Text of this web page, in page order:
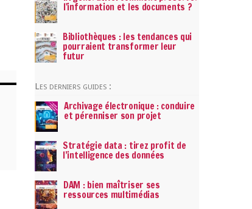
l'information et les documents ?
Bibliothèques : les tendances qui
pourraient transformer leur
futur
Les derniers guides :
Archivage électronique : conduire
et pérenniser son projet
Stratégie data : tirez profit de
l’intelligence des données
DAM : bien maîtriser ses
ressources multimédias